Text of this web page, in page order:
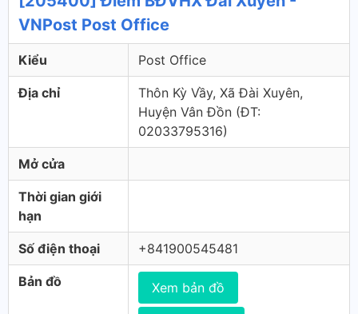
VNPost Post Office
Kiểu Post Office
Địa chỉ
Thôn Kỳ Vầy, Xã Đài Xuyên,
Huyện Vân Đồn (ÐT:
02033795316)
Mở cửa
Thời gian giới
hạn
Số điện thoại +841900545481
Bản đồ Xem bản đồ